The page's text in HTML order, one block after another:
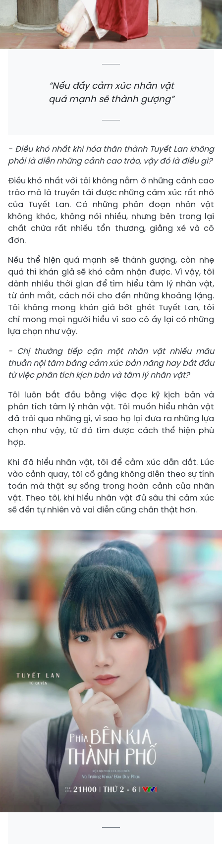
“Nếu đẩy cảm xúc nhân vật
quá mạnh sẽ thành gượng”
- Điều khó nhất khi hóa thân thành Tuyết Lan không
phải là diễn những cảnh cao trào, vậy đó là điều gì?
Điều khó nhất với tôi không nằm ở những cảnh cao
trào mà là truyền tải được những cảm xúc rất nhỏ
của Tuyết Lan. Có những phân đoạn nhân vật
không khóc, không nói nhiều, nhưng bên trong lại
chất chứa rất nhiều tổn thương, giằng xé và cô
đơn.
Nếu thể hiện quá mạnh sẽ thành gượng, còn nhẹ
quá thì khán giả sẽ khó cảm nhận được. Vì vậy, tôi
dành nhiều thời gian để tìm hiểu tâm lý nhân vật,
từ ánh mắt, cách nói cho đến những khoảng lặng.
Tôi không mong khán giả bớt ghét Tuyết Lan, tôi
chỉ mong mọi người hiểu vì sao cô ấy lại có những
lựa chọn như vậy.
- Chị thường tiếp cận một nhân vật nhiều mâu
thuẫn nội tâm bằng cảm xúc bản năng hay bắt đầu
từ việc phân tích kịch bản và tâm lý nhân vật?
Tôi luôn bắt đầu bằng việc đọc kỹ kịch bản và
phân tích tâm lý nhân vật. Tôi muốn hiểu nhân vật
đã trải qua những gì, vì sao họ lại đưa ra những lựa
chọn như vậy, từ đó tìm được cách thể hiện phù
hợp.
Khi đã hiểu nhân vật, tôi để cảm xúc dẫn dắt. Lúc
vào cảnh quay, tôi cố gắng không diễn theo sự tính
toán mà thật sự sống trong hoàn cảnh của nhân
vật. Theo tôi, khi hiểu nhân vật đủ sâu thì cảm xúc
sẽ đến tự nhiên và vai diễn cũng chân thật hơn.